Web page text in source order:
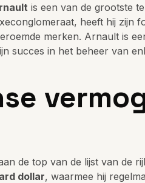
is een van de grootste
heeft hij zijn
merken. Arnault is
succes in het beheer van
de top van de lijst van de
dollar, waarmee hij